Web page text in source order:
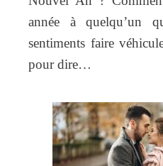
année à quelqu’un
sentiments faire
pour dire…